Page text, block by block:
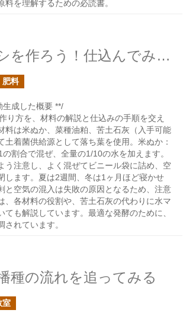
を理解するための必読書。
米ぬかボカシを作ろう！仕込んでみる！
肥料
生成した概要 **/
り方を、材料の解説と仕込みの手順を交え
料は米ぬか、菜種油粕、苦土石灰（入手可能
土着菌供給源として落ち葉を使用。米ぬか：
割合で混ぜ、全量の1/10の水を加えます。
う注意し、よく混ぜてビニール袋に詰め、空
します。夏は2週間、冬は1ヶ月ほど寝かせ
と空気の混入は失敗の原因となるため、注意
、各材料の役割や、苦土石灰の代わりに水マ
ても解説しています。最適な発酵のために、
されています。
種の流れを追ってみる
室